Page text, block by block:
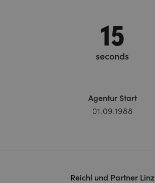
15
seconds
Agentur Start
01.09.1988
Reichl und Partner Linz